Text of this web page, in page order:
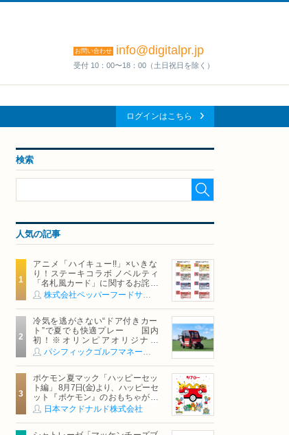
お問い合わせ info@digitalpr.jp
受付 10：00〜18：00（土日祝日を除く）
ログインはこちら
検索
人気の記事
アニメ「ハイキュー!!」×いきな
り！ステーキコラボ ノベルティ
「名札風カード」に関するお詫び
および交換対応についてのご案内
冷気を逃がさない“ドア付きカー
ト”で夏でも快適プレー 国内
初！※オリンピアオリジナル
「AirCon Cart（エアコンカー
ト）」導入 | ＰＧＭ
ポケモン夏マック「ハッピーセッ
ト編」 8月7日(金)より、ハッピーセ
ット『ポケモン』のおもちゃが期
間限定登場
日本マクドナルド株式会社